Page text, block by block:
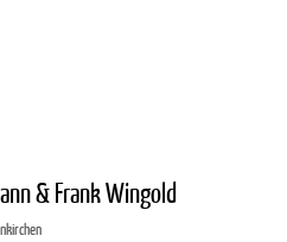
& Frank Wingold